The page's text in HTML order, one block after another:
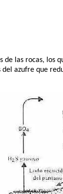
de las rocas, los
azufre que